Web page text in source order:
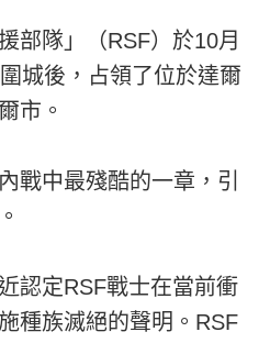
部隊」（RSF）於10月
城後，占領了位於達爾
市。
戰中最殘酷的一章，引
認定RSF戰士在當前衝
種族滅絕的聲明。RSF